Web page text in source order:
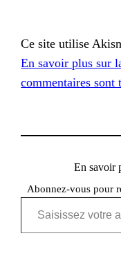
Ce site utilise
En savoir plus sur
commentaires sont
En savoir
Abonnez-vous pour
Saisissez votre adresse e-mail…